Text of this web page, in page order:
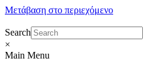
Μετάβαση στο περιεχόμενο
Search
×
Main Menu